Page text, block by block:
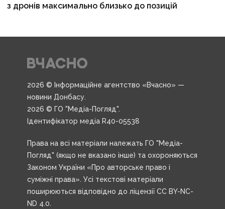
з дронів максимально близько до позицій
2026 © Інформаційне агентство «Вчасно» —
новини Донбасу.
2026 © ГО "Медіа-Погляд".
Ідентифікатор медіа R40-05538
Права на всі матеріали належать ГО "Медіа-
Погляд" (якщо не вказано інше) та охороняються
Законом України «Про авторське право і
суміжні права». Усі текстові матеріали
поширюються відповідно до ліцензії CC BY-NC-
ND 4.0.